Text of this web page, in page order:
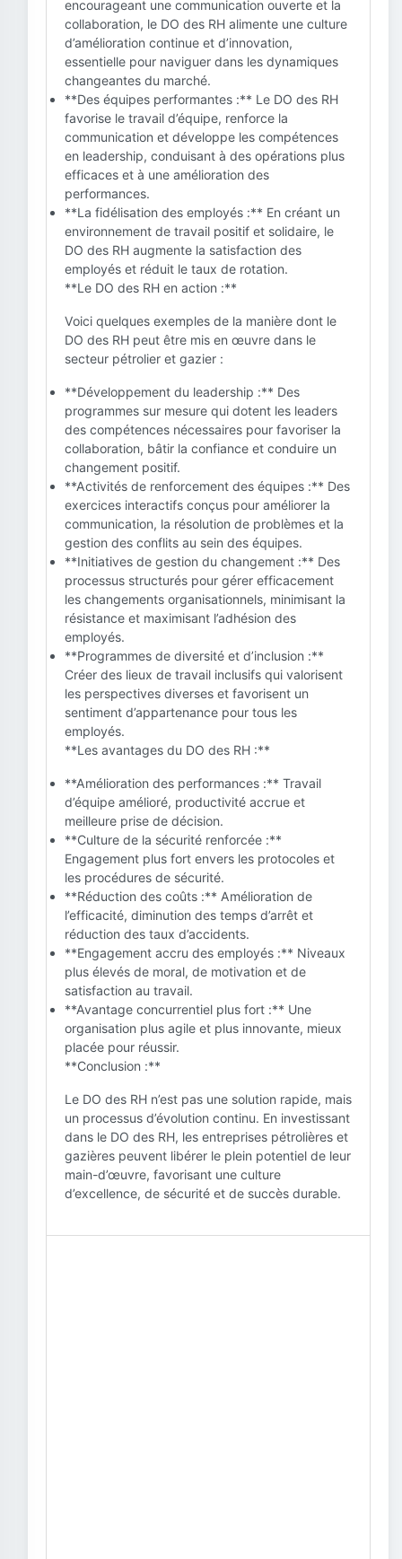
encourageant une communication ouverte et la
collaboration, le DO des RH alimente une culture
d’amélioration continue et d’innovation,
essentielle pour naviguer dans les dynamiques
changeantes du marché.
**Des équipes performantes :** Le DO des RH
favorise le travail d’équipe, renforce la
communication et développe les compétences
en leadership, conduisant à des opérations plus
efficaces et à une amélioration des
performances.
**La fidélisation des employés :** En créant un
environnement de travail positif et solidaire, le
DO des RH augmente la satisfaction des
employés et réduit le taux de rotation.
**Le DO des RH en action :**
Voici quelques exemples de la manière dont le
DO des RH peut être mis en œuvre dans le
secteur pétrolier et gazier :
**Développement du leadership :** Des
programmes sur mesure qui dotent les leaders
des compétences nécessaires pour favoriser la
collaboration, bâtir la confiance et conduire un
changement positif.
**Activités de renforcement des équipes :** Des
exercices interactifs conçus pour améliorer la
communication, la résolution de problèmes et la
gestion des conflits au sein des équipes.
**Initiatives de gestion du changement :** Des
processus structurés pour gérer efficacement
les changements organisationnels, minimisant la
résistance et maximisant l’adhésion des
employés.
**Programmes de diversité et d’inclusion :**
Créer des lieux de travail inclusifs qui valorisent
les perspectives diverses et favorisent un
sentiment d’appartenance pour tous les
employés.
**Les avantages du DO des RH :**
**Amélioration des performances :** Travail
d’équipe amélioré, productivité accrue et
meilleure prise de décision.
**Culture de la sécurité renforcée :**
Engagement plus fort envers les protocoles et
les procédures de sécurité.
**Réduction des coûts :** Amélioration de
l’efficacité, diminution des temps d’arrêt et
réduction des taux d’accidents.
**Engagement accru des employés :** Niveaux
plus élevés de moral, de motivation et de
satisfaction au travail.
**Avantage concurrentiel plus fort :** Une
organisation plus agile et plus innovante, mieux
placée pour réussir.
**Conclusion :**
Le DO des RH n’est pas une solution rapide, mais
un processus d’évolution continu. En investissant
dans le DO des RH, les entreprises pétrolières et
gazières peuvent libérer le plein potentiel de leur
main-d’œuvre, favorisant une culture
d’excellence, de sécurité et de succès durable.